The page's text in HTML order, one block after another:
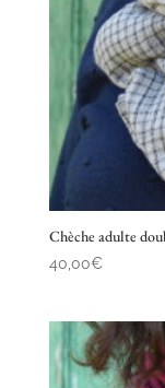
Chèche adulte
40,00€